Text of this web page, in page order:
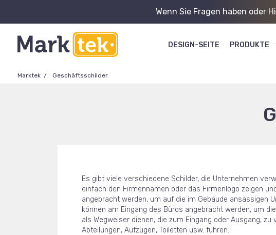
Wenn Sie Fragen haben oder
DESIGN-SEITE PRODUKTE
Marktek Geschäftsschilder
Es gibt viele verschiedene Schilder, die Unternehmen
einfach den Firmennamen oder das Firmenlogo zeigen
angebracht werden, um auf die im Gebäude ansässigen
können am Eingang des Büros angebracht werden, um
als Wegweiser dienen, die zum Eingang oder Ausgang,
Abteilungen, Aufzügen, Toiletten usw. führen.